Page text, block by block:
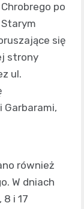
po
się
strony
ul.
Garbarami,
również
W dniach
i 17